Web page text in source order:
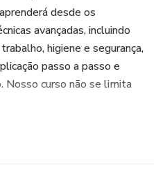
desde os
avançadas, incluindo
higiene e segurança,
passo a passo e
Nosso curso não se limita